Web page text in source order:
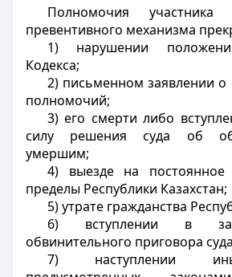
Полномочия участника
превентивного механизма
1) нарушении
Кодекса;
2) письменном заявлении о
полномочий;
3) его смерти либо
силу решения суда об
умершим;
4) выезде на постоянное
пределы Республики Казахстан;
5) утрате гражданства
6) вступлении в
обвинительного приговора
7) наступлении